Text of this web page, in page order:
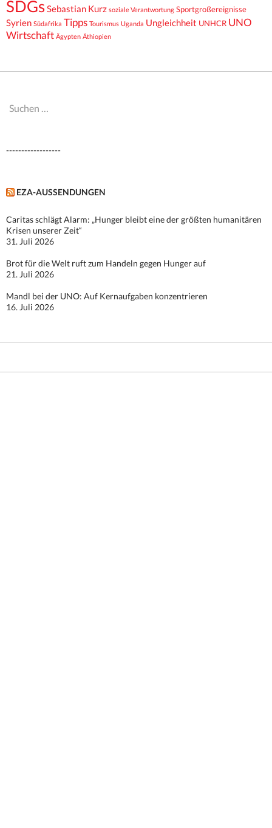
SDGsSebastian Kurz soziale Verantwortung Sportgroßereignisse
Syrien Südafrika Tipps Tourismus Uganda Ungleichheit UNHCR UNO
Wirtschaft Ägypten Äthiopien
Suchen
------------------
EZA-AUSSENDUNGEN
Caritas schlägt Alarm: „Hunger bleibt eine der größten humanitären
Krisen unserer Zeit“
31. Juli 2026
Brot für die Welt ruft zum Handeln gegen Hunger auf
21. Juli 2026
Mandl bei der UNO: Auf Kernaufgaben konzentrieren
16. Juli 2026